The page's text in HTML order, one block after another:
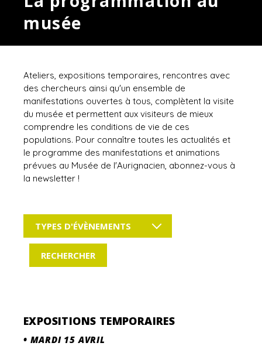
musée
Ateliers, expositions temporaires, rencontres avec
des chercheurs ainsi qu'un ensemble de
manifestations ouvertes à tous, complètent la visite
du musée et permettent aux visiteurs de mieux
comprendre les conditions de vie de ces
populations. Pour connaître toutes les actualités et
le programme des manifestations et animations
prévues au Musée de l'Aurignacien, abonnez-vous à
la newsletter !
TYPES D'ÉVÈNEMENTS
EXPOSITIONS TEMPORAIRES
• MARDI 15 AVRIL